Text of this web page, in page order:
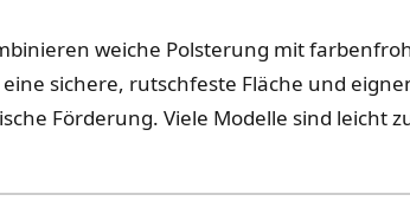
weiche Polsterung mit
sichere, rutschfeste Fläche und
Förderung. Viele Modelle sind leicht